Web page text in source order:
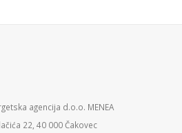
agencija d.o.o. MENEA
22, 40 000 Čakovec